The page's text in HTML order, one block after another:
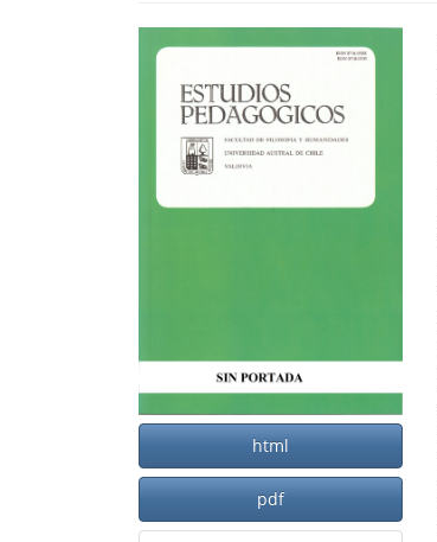
Barra
lateral
del
artículo
html
pdf